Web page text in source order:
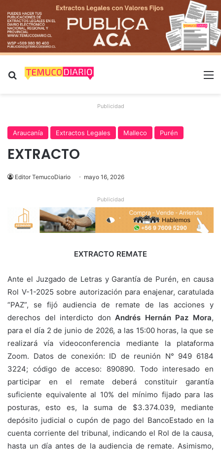
Buscar por
Publicidad
Araucanía Extractos Legales Malleco Purén
EXTRACTO
Editor TemucoDiario mayo 16, 2026
Publicidad
EXTRACTO REMATE
Ante el Juzgado de Letras y Garantía de Purén, en causa
Rol V-1-2025 sobre autorización para enajenar, caratulada
“PAZ”, se fijó audiencia de remate de las acciones y
derechos del interdicto donAndrés Hernán Paz Mora,
para el día 2 de junio de 2026, a las 15:00 horas, la que se
realizará vía videoconferencia mediante la plataforma
Zoom. Datos de conexión: ID de reunión N° 949 6184
3224; código de acceso: 890890. Todo interesado en
participar en el remate deberá constituir garantía
suficiente equivalente al 10% del mínimo fijado para las
posturas, esto es, la suma de $3.374.039, mediante
depósito judicial o cupón de pago del BancoEstado en la
cuenta corriente del tribunal, indicando el Rol de la causa,
hasta un día antes de la audiencia de remate. Asimismo,